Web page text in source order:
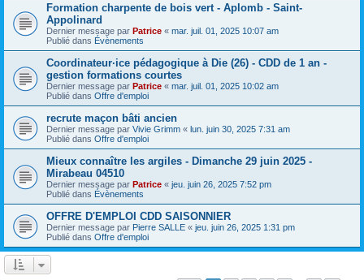
Formation charpente de bois vert - Aplomb - Saint-
Appolinard
Dernier message par Patrice « mar. juil. 01, 2025 10:07 am
Publié dans Évènements
Coordinateur·ice pédagogique à Die (26) - CDD de 1 an -
gestion formations courtes
Dernier message par Patrice « mar. juil. 01, 2025 10:02 am
Publié dans Offre d'emploi
recrute maçon bâti ancien
Dernier message par Vivie Grimm « lun. juin 30, 2025 7:31 am
Publié dans Offre d'emploi
Mieux connaître les argiles - Dimanche 29 juin 2025 -
Mirabeau 04510
Dernier message par Patrice « jeu. juin 26, 2025 7:52 pm
Publié dans Évènements
OFFRE D'EMPLOI CDD SAISONNIER
Dernier message par Pierre SALLE « jeu. juin 26, 2025 1:31 pm
Publié dans Offre d'emploi